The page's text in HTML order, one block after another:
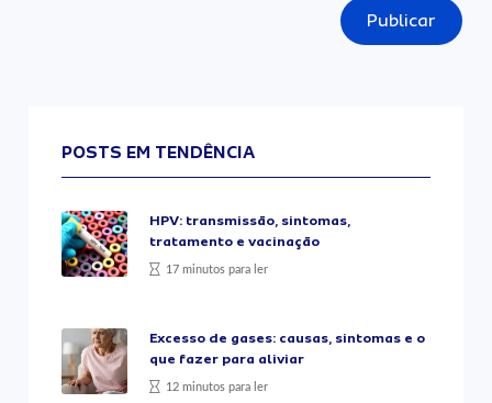
Publicar
POSTS EM TENDÊNCIA
HPV: transmissão, sintomas,
tratamento e vacinação
17 minutos para ler
Excesso de gases: causas, sintomas e o
que fazer para aliviar
12 minutos para ler